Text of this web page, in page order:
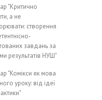
"Критично
а не
створення
завдань за
результатів НУШ"
"Комікси як мова
уроку: від ідеї